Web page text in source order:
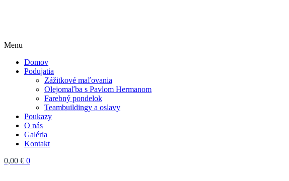
Menu
Domov
Podujatia
Zážitkové maľovania
Olejomaľba s Pavlom Hermanom
Farebný pondelok
Teambuildingy a oslavy
Poukazy
O nás
Galéria
Kontakt
0,00 € 0